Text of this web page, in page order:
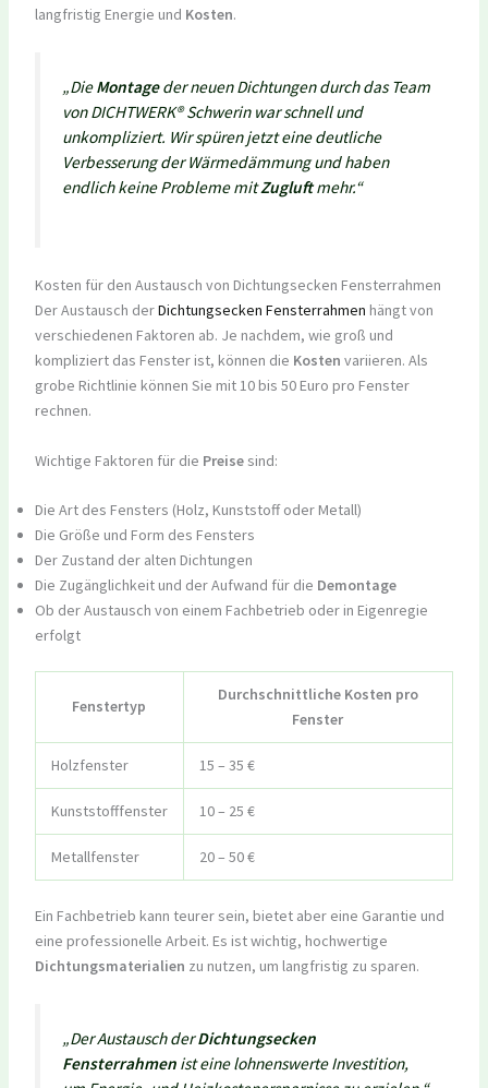
langfristig Energie und Kosten.
„DieMontageder neuen Dichtungen durch das Team
von DICHTWERK® Schwerin war schnell und
unkompliziert. Wir spüren jetzt eine deutliche
Verbesserung der Wärmedämmung und haben
endlich keine Probleme mitZugluftmehr.“
Kosten für den Austausch von Dichtungsecken Fensterrahmen
Der Austausch derDichtungsecken Fensterrahmen hängt von
verschiedenen Faktoren ab. Je nachdem, wie groß und
kompliziert das Fenster ist, können die Kosten variieren. Als
grobe Richtlinie können Sie mit 10 bis 50 Euro pro Fenster
rechnen.
Wichtige Faktoren für die Preisesind:
Die Art des Fensters (Holz, Kunststoff oder Metall)
Die Größe und Form des Fensters
Der Zustand der alten Dichtungen
Die Zugänglichkeit und der Aufwand für die Demontage
Ob der Austausch von einem Fachbetrieb oder in Eigenregie
erfolgt
Fenstertyp
Durchschnittliche Kosten pro
Fenster
Holzfenster 15 – 35 €
Kunststofffenster 10 – 25 €
Metallfenster 20 – 50 €
Ein Fachbetrieb kann teurer sein, bietet aber eine Garantie und
eine professionelle Arbeit. Es ist wichtig, hochwertige
Dichtungsmaterialien zu nutzen, um langfristig zu sparen.
„Der Austausch derDichtungsecken
Fensterrahmenist eine lohnenswerte Investition,